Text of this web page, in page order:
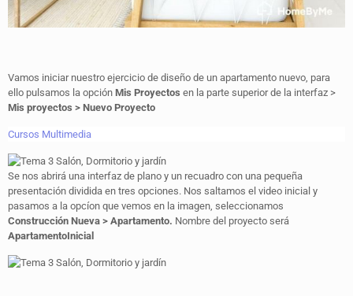
Vamos iniciar nuestro ejercicio de diseño de un apartamento nuevo, para
ello pulsamos la opción Mis Proyectos en la parte superior de la interfaz >
Mis proyectos > Nuevo Proyecto
Cursos Multimedia
Se nos abrirá una interfaz de plano y un recuadro con una pequeña
presentación dividida en tres opciones. Nos saltamos el video inicial y
pasamos a la opcíon que vemos en la imagen, seleccionamos
Construcción Nueva > Apartamento. Nombre del proyecto será
ApartamentoInicial